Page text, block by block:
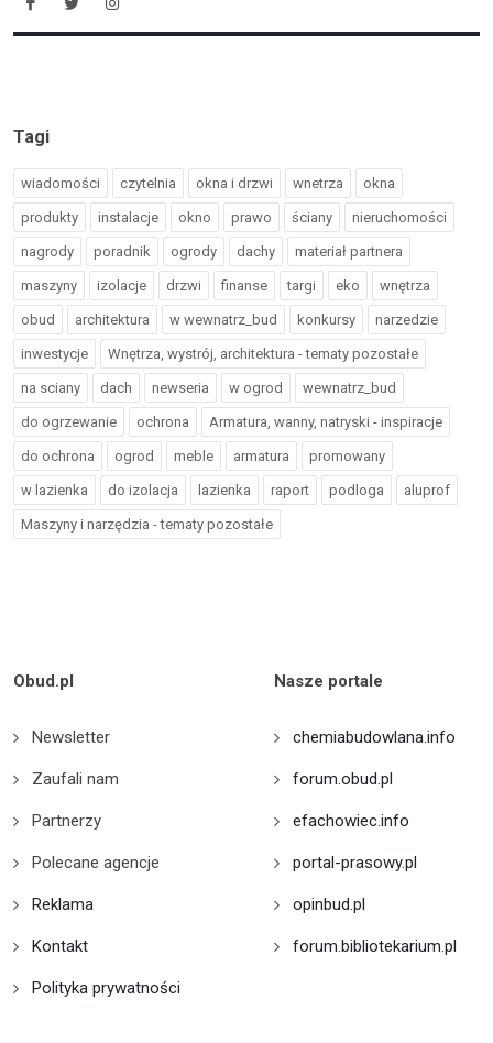
Tagi
wiadomości czytelnia okna i drzwi wnetrza okna
produkty instalacje okno prawo ściany nieruchomości
nagrody poradnik ogrody dachy materiał partnera
maszyny izolacje drzwi finanse targi eko wnętrza
obud architektura w wewnatrz_bud konkursy narzedzie
inwestycje Wnętrza, wystrój, architektura - tematy pozostałe
na sciany dach newseria w ogrod wewnatrz_bud
do ogrzewanie ochrona Armatura, wanny, natryski - inspiracje
do ochrona ogrod meble armatura promowany
w lazienka do izolacja lazienka raport podloga aluprof
Maszyny i narzędzia - tematy pozostałe
Obud.pl
Newsletter
Zaufali nam
Partnerzy
Polecane agencje
Reklama
Kontakt
Polityka prywatności
Nasze portale
chemiabudowlana.info
forum.obud.pl
efachowiec.info
portal-prasowy.pl
opinbud.pl
forum.bibliotekarium.pl